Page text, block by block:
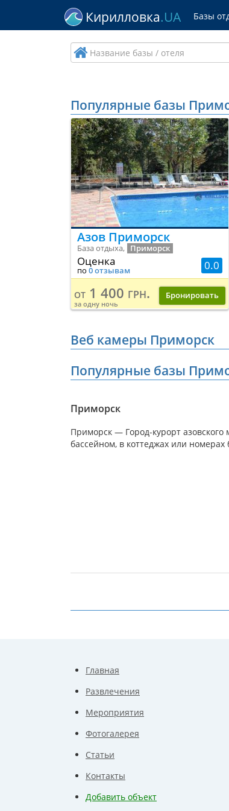
Кирилловка.UA Базы
Популярные базы
Азов Приморск
База отдыха, Приморск
0.0
Оценка
по 0 отзывам
от 1 400 грн.
за одну ночь
Бронировать
Веб камеры Приморск
Популярные базы
Приморск
Приморск — Город-курорт
бассейном, в коттеджах или
Главная
Развлечения
Мероприятия
Фотогалерея
Статьи
Контакты
Добавить объект